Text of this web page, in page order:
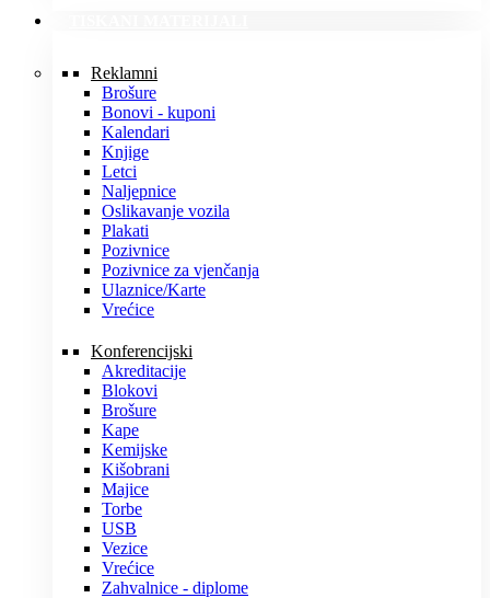
Reklamni
Brošure
Bonovi - kuponi
Kalendari
Knjige
Letci
Naljepnice
Oslikavanje vozila
Plakati
Pozivnice
Pozivnice za vjenčanja
Ulaznice/Karte
Vrećice
Konferencijski
Akreditacije
Blokovi
Brošure
Kape
Kemijske
Kišobrani
Majice
Torbe
USB
Vezice
Vrećice
Zahvalnice - diplome